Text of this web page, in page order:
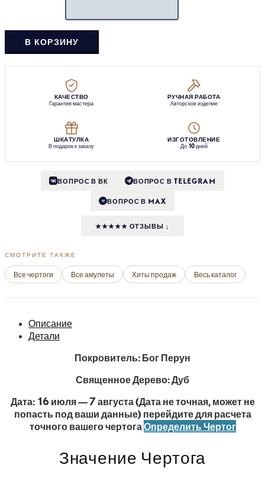
В КОРЗИНУ
КАЧЕСТВО
Гарантия мастера
РУЧНАЯ РАБОТА
Авторское изделие
ШКАТУЛКА
В подарок к заказу
ИЗГОТОВЛЕНИЕ
До 10 дней
ВОПРОС В ВК ВОПРОС В TELEGRAM
M ВОПРОС В MAX
★★★★★ ОТЗЫВЫ ↓
СМОТРИТЕ ТАКЖЕ
Все чертоги Все амулеты Хиты продаж Весь каталог
Описание
Детали
Покровитель: Бог Перун
Священное Дерево: Дуб
Дата: 16 июля — 7 августа (Дата не точная, может не
попасть под ваши данные) перейдите для расчета
точного вашего чертогаОпределить Чертог
Значение Чертога